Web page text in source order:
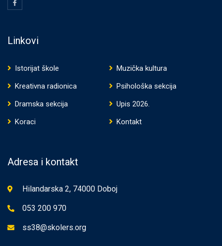
Linkovi
Istorijat škole
Muzička kultura
Kreativna radionica
Psihološka sekcija
Dramska sekcija
Upis 2026.
Koraci
Kontakt
Adresa i kontakt
Hilandarska 2, 74000 Doboj
053 200 970
ss38@skolers.org